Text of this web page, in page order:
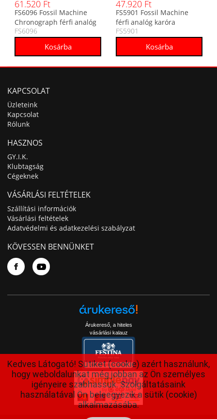
61.520 Ft
FS6096 Fossil Machine
Chronograph férfi analóg
karóra
FS6096
47.920 Ft
FS5901 Fossil Machine
férfi analóg karóra
FS5901
KAPCSOLAT
Üzleteink
Kapcsolat
Rólunk
HASZNOS
GY.I.K.
Klubtagság
Cégeknek
VÁSÁRLÁSI FELTÉTELEK
Szállítási információk
Vásárlási feltételek
Adatvédelmi és adatkezelési szabályzat
KÖVESSEN BENNÜNKET
Árukereső, a hiteles
vásárlási kalauz
Kedves Látogató! Sütiket (cookie) azért használunk,
hogy weboldalunkat még jobban az Ön személyes
igényeire szabhassuk. Szolgáltatásaink
használatával Ön beleegyezik a sütik (cookie)
alkalmazásába.